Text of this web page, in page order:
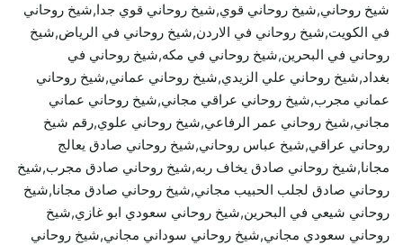
شيخ روحاني,شيخ روحاني قوي,شيخ روحاني قوي جدا,شيخ روحاني
في الكويت,شيخ روحاني في الاردن,شيخ روحاني في الرياض,شيخ
روحاني في البحرين,شيخ روحاني في مكه,شيخ روحاني في
بغداد,شيخ روحاني علي الزيدي,شيخ روحاني عماني,شيخ روحاني
عماني مجرب,شيخ روحاني عراقي مجاني,شيخ روحاني عماني
مجاني,شيخ روحاني عمر الرفاعي,شيخ روحاني علوي,رقم شيخ
روحاني عراقي,شيخ عباس روحاني,شيخ روحاني صادق يعالج
مجانا,شيخ روحاني صادق يخاف ربه,شيخ روحاني صادق مجرب,شيخ
روحاني صادق لجلب الحبيب مجاني,شيخ روحاني صادق مجانا,شيخ
روحاني شيعي في البحرين,شيخ روحاني سعودي ابو غازي,شيخ
روحاني سعودي مجاني,شيخ روحاني سوداني مجاني,شيخ روحاني